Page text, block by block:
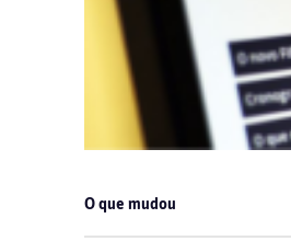
O que mudou